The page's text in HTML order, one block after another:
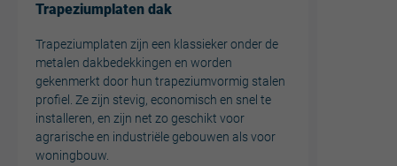
Trapeziumplaten dak
Trapeziumplaten zijn een klassieker onder de
metalen dakbedekkingen en worden
gekenmerkt door hun trapeziumvormig stalen
profiel. Ze zijn stevig, economisch en snel te
installeren, en zijn net zo geschikt voor
agrarische en industriële gebouwen als voor
woningbouw.